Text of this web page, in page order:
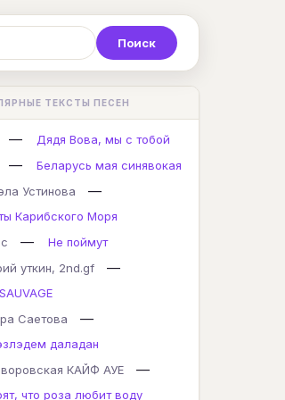
У Ф Х Ц
N O P Q
ТЕКСТЫ ПЕСЕН
—
Дядя Вова, мы с тобой
—
Беларусь мая синявокая
Устинова
—
Карибского Моря
—
Не поймут
уткин, 2nd.gf
—
Саетова
—
даладан
КАЙФ АУЕ
—
что роза любит воду